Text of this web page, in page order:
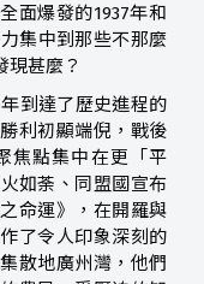
面爆發的1937年和
集中到那些不那麼
現甚麼？
到達了歷史進程的
利初顯端倪，戰後
焦點集中在更「平
如荼、同盟國宣布
命運》，在開羅與
了令人印象深刻的
散地廣州灣，他們